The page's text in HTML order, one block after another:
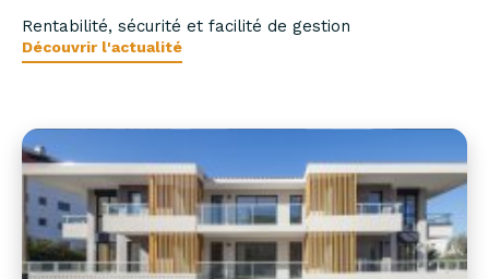
Rentabilité, sécurité et facilité de gestion
Découvrir l'actualité